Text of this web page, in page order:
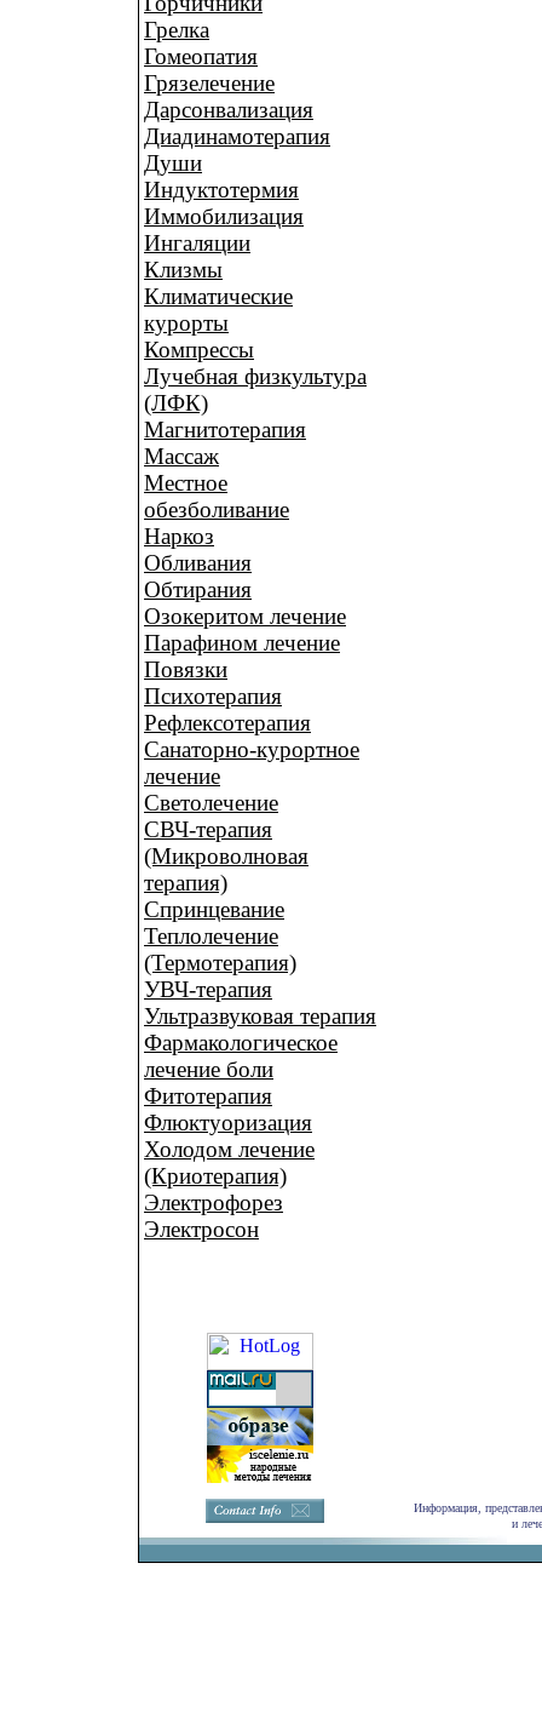
Грелка
Гомеопатия
Грязелечение
Дарсонвализация
Диадинамотерапия
Души
Индуктотермия
Иммобилизация
Ингаляции
Клизмы
Климатические
курорты
Компрессы
Лучебная физкультура
(ЛФК)
Магнитотерапия
Массаж
Местное
обезболивание
Наркоз
Обливания
Обтирания
Озокеритом лечение
Парафином лечение
Повязки
Психотерапия
Рефлексотерапия
Санаторно-курортное
лечение
Светолечение
СВЧ-терапия
(Микроволновая
терапия)
Спринцевание
Теплолечение
(Термотерапия)
УВЧ-терапия
Ультразвуковая терапия
Фармакологическое
лечение боли
Фитотерапия
Флюктуоризация
Холодом лечение
(Криотерапия)
Электрофорез
Электросон
Информация,
и